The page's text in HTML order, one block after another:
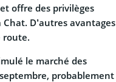
offre des privilèges
D’autres avantages
route.
le marché des
probablement